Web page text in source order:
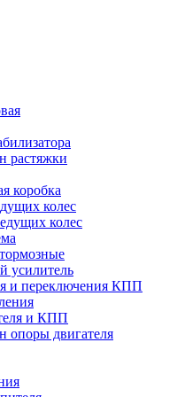
растяжки
коробка
колес
колес
усилитель
и переключения КПП
и КПП
опоры двигателя